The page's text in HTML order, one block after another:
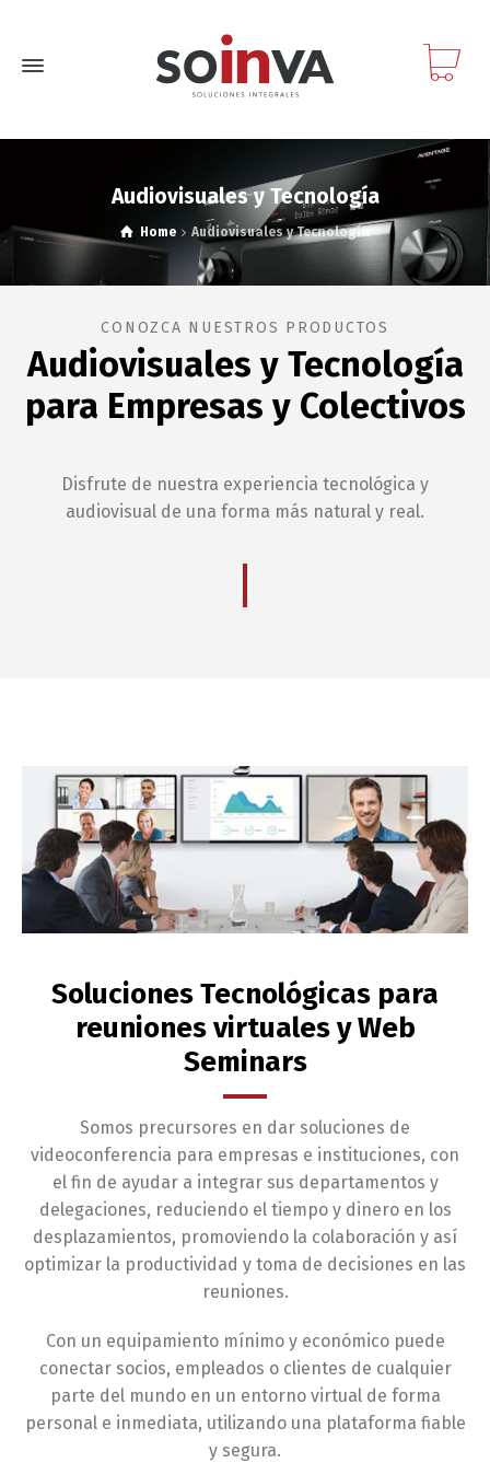
Audiovisuales y Tecnología
Home Audiovisuales y Tecnología
CONOZCA NUESTROS PRODUCTOS
Audiovisuales y Tecnología
para Empresas y Colectivos
Disfrute de nuestra experiencia tecnológica y
audiovisual de una forma más natural y real.
Soluciones Tecnológicas para
reuniones virtuales y Web
Seminars
Somos precursores en dar soluciones de
videoconferencia para empresas e instituciones, con
el fin de ayudar a integrar sus departamentos y
delegaciones, reduciendo el tiempo y dinero en los
desplazamientos, promoviendo la colaboración y así
optimizar la productividad y toma de decisiones en las
reuniones.
Con un equipamiento mínimo y económico puede
conectar socios, empleados o clientes de cualquier
parte del mundo en un entorno virtual de forma
personal e inmediata, utilizando una plataforma fiable
y segura.